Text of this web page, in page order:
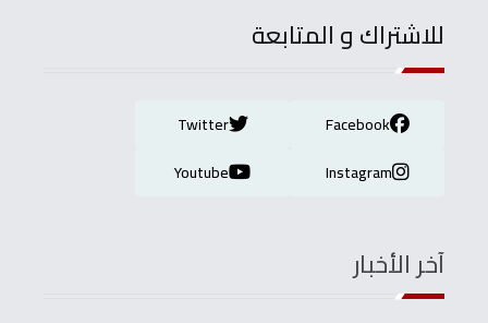
للاشتراك و المتابعة
Facebook
Twitter
Instagram
Youtube
آخر الأخبار